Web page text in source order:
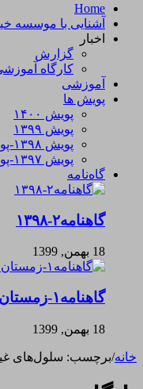
Home
آشنایی با موسسه
اخبار
گزارش
کارگاه
آموزشی
پویش ها
پویش ۱۴۰۰
پویش ۱۳۹۹
پویش ۱۳۹۸-پویش ملی
پویش ۱۳۹۷-پویش ملی
گاه‌نامه
گاهنامه۲-۱۳۹۸
18 بهمن, 1399
گاهنامه۱-زمستان ۱۳۹۷
18 بهمن, 1399
خانه/برچسب: سلول‌های